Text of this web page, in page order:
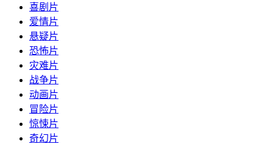
喜剧片
爱情片
悬疑片
恐怖片
灾难片
战争片
动画片
冒险片
惊悚片
奇幻片